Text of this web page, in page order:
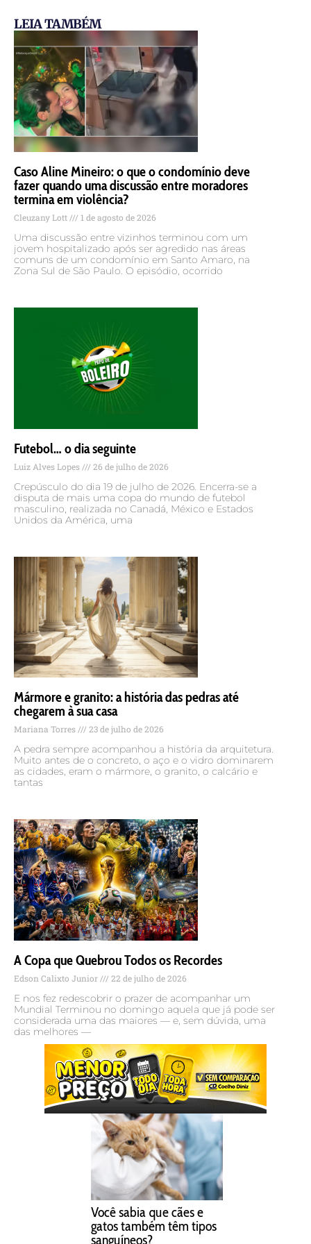
LEIA TAMBÉM
Caso Aline Mineiro: o que o condomínio deve
fazer quando uma discussão entre moradores
termina em violência?
Cleuzany Lott 1 de agosto de 2026
Uma discussão entre vizinhos terminou com um
jovem hospitalizado após ser agredido nas áreas
comuns de um condomínio em Santo Amaro, na
Zona Sul de São Paulo. O episódio, ocorrido
Futebol… o dia seguinte
Luiz Alves Lopes 26 de julho de 2026
Crepúsculo do dia 19 de julho de 2026. Encerra-se a
disputa de mais uma copa do mundo de futebol
masculino, realizada no Canadá, México e Estados
Unidos da América, uma
Mármore e granito: a história das pedras até
chegarem à sua casa
Mariana Torres 23 de julho de 2026
A pedra sempre acompanhou a história da arquitetura.
Muito antes de o concreto, o aço e o vidro dominarem
as cidades, eram o mármore, o granito, o calcário e
tantas
A Copa que Quebrou Todos os Recordes
Edson Calixto Junior 22 de julho de 2026
E nos fez redescobrir o prazer de acompanhar um
Mundial Terminou no domingo aquela que já pode ser
considerada uma das maiores — e, sem dúvida, uma
das melhores —
Você sabia que cães e
gatos também têm tipos
sanguíneos?